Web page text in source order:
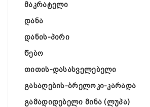
მაკრატელი
დანა
დანის-პირი
წებო
თითის-დასასველებელი
გასაღების-ბრელოკი-კარადა
გამადიდებელი მინა (ლუპა)